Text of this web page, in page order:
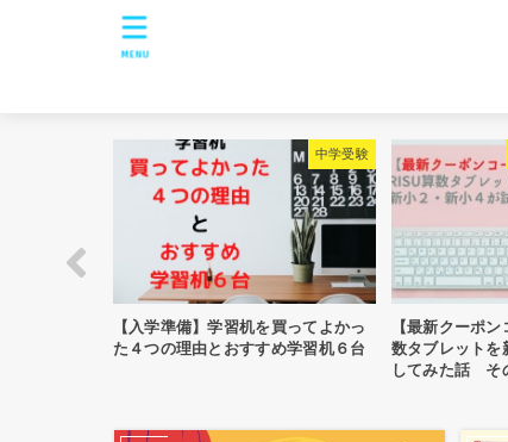
MENU
中学受験
【入学準備】学習机を買ってよかっ
た４つの理由とおすすめ学習机６台
お金のこと
【最新クーポンコードあり】
数タブレットを新小２・新小
してみた話 その１